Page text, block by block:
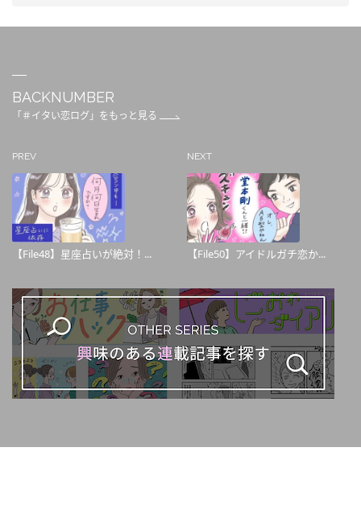
BACKNUMBER
「＃イタい恋ログ」をもっと見る
PREV
【File48】星座占いが絶対！...
NEXT
【File50】アイドルガチ恋か...